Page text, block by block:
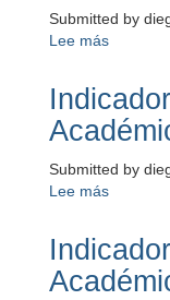
Submitted by
Lee más
2026
-
Submitted by
Lee más
2025
-